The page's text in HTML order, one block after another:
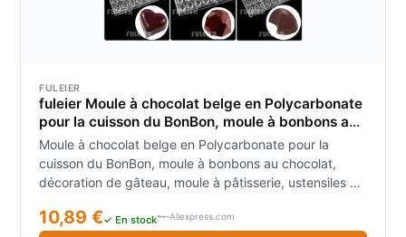
FULEIER
fuleier Moule à chocolat belge en Polycarbonate
pour la cuisson du BonBon, moule à bonbons au
chocolat, décoration de gâteau, moule à
pâtisserie, ustensiles de cuisson
Moule à chocolat belge en Polycarbonate pour la
cuisson du BonBon, moule à bonbons au chocolat,
décoration de gâteau, moule à pâtisserie, ustensiles de
10,89 €✓ En stock Aliexpress.com